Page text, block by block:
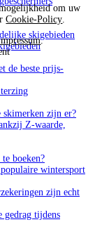
om uw
Cookie-Policy
.
skigebieden
de beste prijs-
skimerken zijn er?
Z-waarde,
boeken?
wintersport
zijn echt
gedrag tijdens